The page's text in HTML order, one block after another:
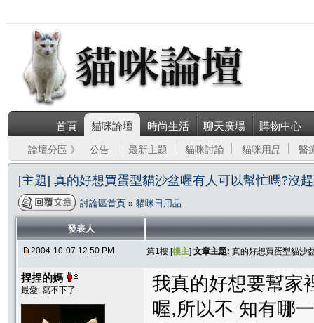
首頁 貓咪論壇 時尚生活 聊天廣場 購物中心
論壇分區 》 公告 最新主題 貓咪討論 貓咪用品 醫
[主題] 真的好想買蛋型貓沙盆喔有人可以幫忙嗎?沒
討論區首頁 » 貓咪日用品
發表人
2004-10-07 12:50 PM 第1樓 [樓主] 文章主題: 真的好想買蛋型貓沙
捏捏的媽
最愛: 寫不下了
我真的好想要幫家
喔,所以不 知有哪